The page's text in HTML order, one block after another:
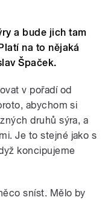
a bude jich tam
na to nějaká
Špaček.
v pořadí od
abychom si
druhů sýra, a
Je to stejné jako s
koncipujeme
sníst. Mělo by